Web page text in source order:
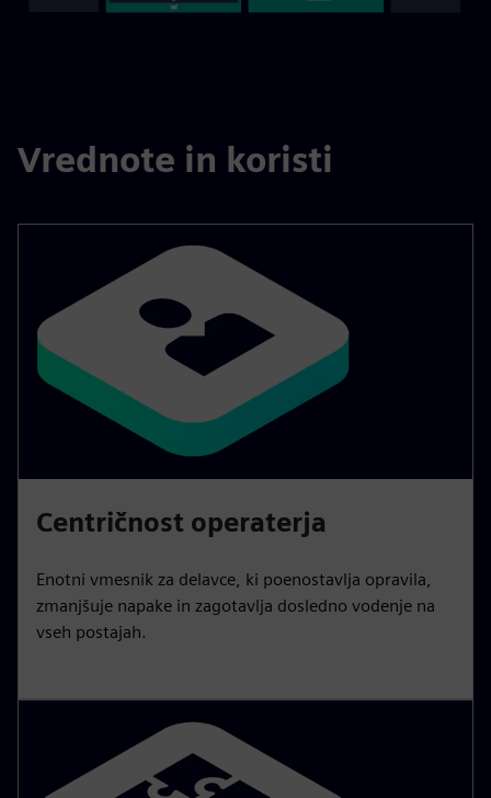
Vrednote in koristi
Centričnost operaterja
Enotni vmesnik za delavce, ki poenostavlja opravila,
zmanjšuje napake in zagotavlja dosledno vodenje na
vseh postajah.